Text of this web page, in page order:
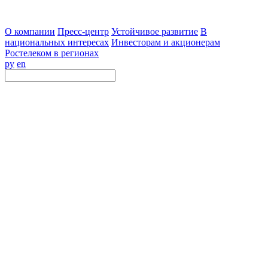
О компании Пресс-центр Устойчивое развитие В
национальных интересах Инвесторам и акционерам
Ростелеком в регионах
ру en